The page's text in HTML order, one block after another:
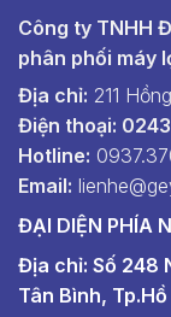
Công ty TNHH
phân phối máy
Địa chỉ: 211
Điện thoại:
Hotline:
Email:
ĐẠI DIỆN PHÍA
Địa chỉ: Số 248
Tân Bình,